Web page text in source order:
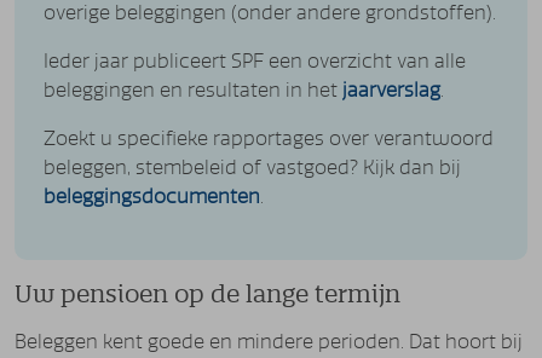
overige beleggingen (onder andere grondstoffen).
Ieder jaar publiceert SPF een overzicht van alle
beleggingen en resultaten in het jaarverslag.
Zoekt u specifieke rapportages over verantwoord
beleggen, stembeleid of vastgoed? Kijk dan bij
beleggingsdocumenten.
Uw pensioen op de lange termijn
Beleggen kent goede en mindere perioden. Dat hoort bij